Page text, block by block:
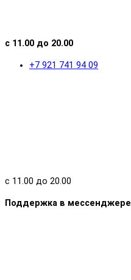
с 11.00 до 20.00
+7 921 741 94 09
с 11.00 до 20.00
Поддержка в мессенджере